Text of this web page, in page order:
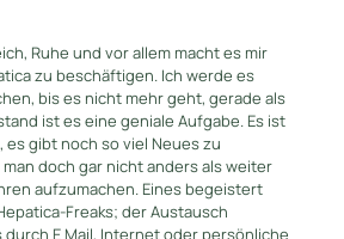
Ruhe und vor allem macht es mir
zu beschäftigen. Ich werde es
bis es nicht mehr geht, gerade als
ist es eine geniale Aufgabe. Es ist
es gibt noch so viel Neues zu
doch gar nicht anders als weiter
aufzumachen. Eines begeistert
Freaks; der Austausch
durch E Mail, Internet oder persönliche